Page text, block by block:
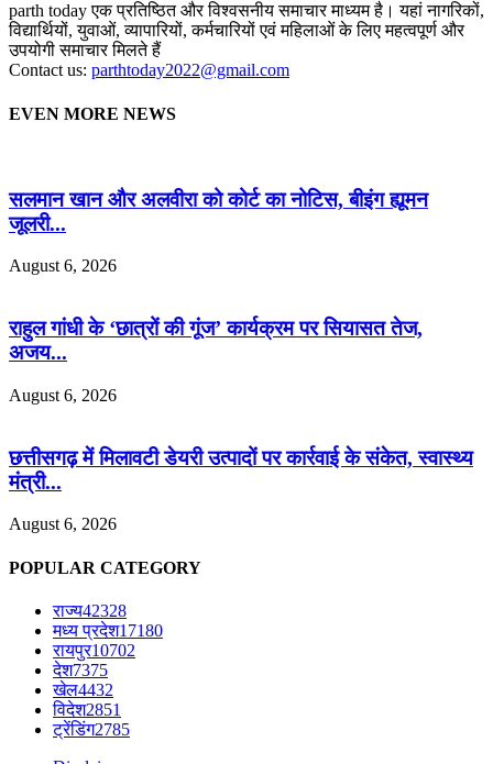
parth today एक प्रतिष्ठित और विश्वसनीय समाचार माध्यम है। यहां नागरिकों,
विद्यार्थियों, युवाओं, व्यापारियों, कर्मचारियों एवं महिलाओं के लिए महत्वपूर्ण और
उपयोगी समाचार मिलते हैं
Contact us: parthtoday2022@gmail.com
EVEN MORE NEWS
सलमान खान और अलवीरा को कोर्ट का नोटिस, बीइंग ह्यूमन
जूलरी...
August 6, 2026
राहुल गांधी के ‘छात्रों की गूंज’ कार्यक्रम पर सियासत तेज,
अजय...
August 6, 2026
छत्तीसगढ़ में मिलावटी डेयरी उत्पादों पर कार्रवाई के संकेत, स्वास्थ्य
मंत्री...
August 6, 2026
POPULAR CATEGORY
राज्य42328
मध्य प्रदेश17180
रायपुर10702
देश7375
खेल4432
विदेश2851
ट्रेंडिंग2785